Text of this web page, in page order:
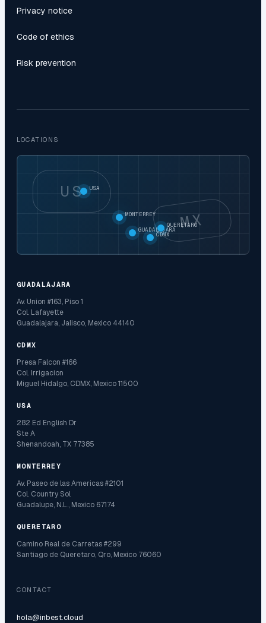
Privacy notice
Code of ethics
Risk prevention
LOCATIONS
US
MX
USA
MONTERREY
GUADALAJARA
CDMX
QUERETARO
GUADALAJARA
Av. Union #163, Piso 1
Col. Lafayette
Guadalajara, Jalisco, Mexico 44140
CDMX
Presa Falcon #166
Col. Irrigacion
Miguel Hidalgo, CDMX, Mexico 11500
USA
282 Ed English Dr
Ste A
Shenandoah, TX 77385
MONTERREY
Av. Paseo de las Americas #2101
Col. Country Sol
Guadalupe, N.L., Mexico 67174
QUERETARO
Camino Real de Carretas #299
Santiago de Queretaro, Qro, Mexico 76060
CONTACT
hola@inbest.cloud